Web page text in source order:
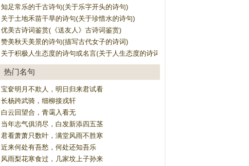
知足常乐的千古诗句(关于乐字开头的诗句)
关于土地禾苗干旱的诗句(关于珍惜水的诗句)
优美古诗词鉴赏(《送友人》古诗词鉴赏)
赞美秋天美景的诗句(描写古代女子的诗词)
关于积极人生态度的诗句或名言(关于人生态度的诗词)
热门名句
宝奁明月不欺人，明日归来君试看
长杨跨武骑，细柳接戎轩
白云回望合，青霭入看无
当年志气俱消尽，白发新添四五茎
君看萧萧只数叶，满堂风雨不胜寒
近来何处有吾愁，何处还知吾乐
风雨梨花寒食过，几家坟上子孙来